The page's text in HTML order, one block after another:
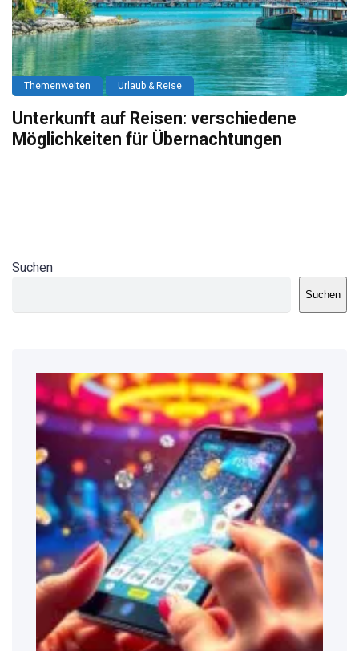
Themenwelten Urlaub & Reise
Unterkunft auf Reisen: verschiedene
Möglichkeiten für Übernachtungen
Suchen
Suchen